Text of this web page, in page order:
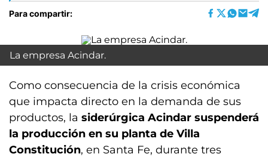
Para compartir:
La empresa Acindar.
Como consecuencia de la crisis económica
que impacta directo en la demanda de sus
productos, la siderúrgica Acindar suspenderá
la producción en su planta de Villa
Constitución, en Santa Fe, durante tres